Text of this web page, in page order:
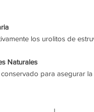
los urolitos de
Naturales
para asegurar